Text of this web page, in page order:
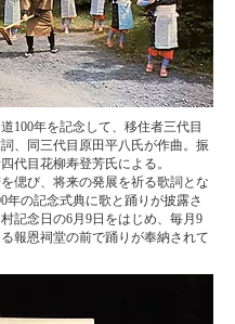
100年を記念して、移住者三代目
、同三代目原田平八氏が作曲。振
代目花柳寿登芳氏による。
偲び、将来の発展を祈る歌詞とな
年の記念式典に歌と踊りが披露さ
記念日の6月9日をはじめ、毎月9
報恩祠堂の前で踊りが奉納されて